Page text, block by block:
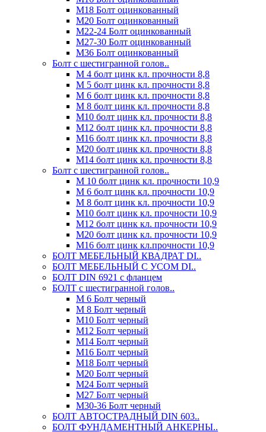
М18 Болт оцинкованный
М20 Болт оцинкованный
М22-24 Болт оцинкованный
М27-30 Болт оцинкованный
М36 Болт оцинкованный
Болт с шестигранной голов..
М 4 болт цинк кл. прочности 8,8
М 5 болт цинк кл. прочности 8,8
М 6 болт цинк кл. прочности 8,8
М 8 болт цинк кл. прочности 8,8
М10 болт цинк кл. прочности 8,8
М12 болт цинк кл. прочности 8,8
М16 болт цинк кл. прочности 8,8
М20 болт цинк кл. прочности 8,8
М14 болт цинк кл. прочности 8,8
Болт с шестигранной голов..
М 10 болт цинк кл. прочности 10,9
М 6 болт цинк кл. прочности 10,9
М 8 болт цинк кл. прочности 10,9
М10 болт цинк кл. прочности 10,9
М12 болт цинк кл. прочности 10,9
М20 болт цинк кл. прочности 10,9
М16 болт цинк кл.прочности 10,9
БОЛТ МЕБЕЛЬНЫЙ КВАДРАТ DI..
БОЛТ МЕБЕЛЬНЫЙ С УСОМ DI..
БОЛТ DIN 6921 c фланцем
БОЛТ с шестигранной голов..
М 6 Болт черный
М 8 Болт черный
М10 Болт черный
М12 Болт черный
М14 Болт черный
М16 Болт черный
М18 Болт черный
М20 Болт черный
М24 Болт черный
М27 Болт черный
М30-36 Болт черный
БОЛТ АВТОСТРАДНЫЙ DIN 603..
БОЛТ ФУНДАМЕНТНЫЙ АНКЕРНЫ..